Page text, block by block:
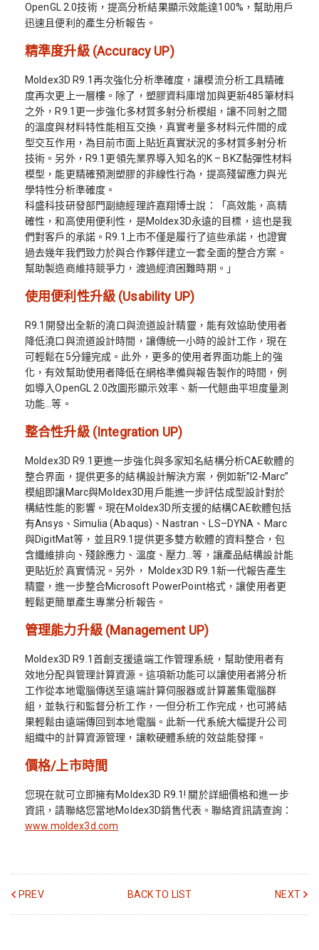
OpenGL 2.0技術，提高分析結果顯示效能達100%，幫助用戶
迅速且便利的產生分析報告。
精準度升級 (Accuracy UP)
Moldex3D R9.1再次強化分析準確度，讓模流分析工具精確
度再次更上一層樓。除了，塑膠資料庫增加與更新485筆材料
之外，R9.1更一步強化多材質多射分析模組，讓不同射之間
的溫度與材料特性能相互交換，真實考量多材料元件間的成
型交互作用，為目前市面上貼近真實狀況的多材質多射分析
技術。另外，R9.1更領先業界導入知名的K – BKZ黏彈性材料
模型，能更精確預測塑膠的非線性行為，提高殘留應力與光
學特性分析準確度。
科盛科技研發部門副總經理許嘉翔博士說：「高效能，高精
確性，和高使用便利性，是Moldex3D永遠的目標，這也是我
們對客戶的承諾。R9.1上市不僅是履行了這些承諾，也證實
過去幾年我們致力於與合作夥伴建立一套全面的整合方案。
幫助製造商維持競爭力，渡過經濟困難時期。」
使用便利性升級 (Usability UP)
R9.1開發出全新的澆口與流道設計精靈，能有效協助使用者
降低澆口與流道設計時間，讓傳統一小時的設計工作，現在
可輕鬆在5分鐘完成。此外，更多的使用者界面功能上的強
化，有效幫助使用者降低在網格準備與報告製作的時間，例
如導入OpenGL 2.0改圖形顯示效率、新一代翹曲平坦度量測
功能…等。
整合性升級 (Integration UP)
Moldex3D R9.1更進一步強化與多家知名結構分析CAE軟體的
整合界面，提供更多的結構設計解決方案，例如新”I2-Marc”
模組即讓Marc與Moldex3D用戶能進一步評估成型設計對於
構結性能的影響。現在Moldex3D所支援的結構CAE軟體包括
有Ansys、Simulia (Abaqus)、Nastran、LS–DYNA、Marc
與DigitMat等，並且R9.1提供更多雙方軟體的資料整合，包
含纖維排向、殘餘應力、溫度、壓力…等，讓產品結構設計能
更貼近於真實情況。另外， Moldex3D R9.1新一代報告產生
精靈，進一步整合Microsoft PowerPoint格式，讓使用者更
輕鬆更簡單產生專業分析報告。
管理能力升級 (Management UP)
Moldex3D R9.1首創支援遠端工作管理系統，幫助使用者有
效地分配與管理計算資源。這項新功能可以讓使用者將分析
工作從本地電腦傳送至遠端計算伺服器或計算叢集電腦群
組，並執行和監督分析工作，一但分析工作完成，也可將結
果輕鬆由遠端傳回到本地電腦。此新一代系統大幅提升公司
組織中的計算資源管理，讓軟硬體系統的效益能發揮。
價格/上市時間
您現在就可立即擁有Moldex3D R9.1! 關於詳細價格和進一步
資訊，請聯絡您當地Moldex3D銷售代表。聯絡資訊請查詢：
www.moldex3d.com
PREV BACK TO LIST NEXT